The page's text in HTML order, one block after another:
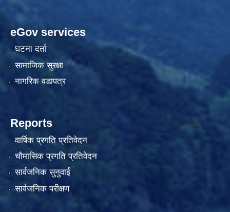
eGov services
घटना दर्ता
सामाजिक सुरक्षा
नागरिक वडापत्र
Reports
वार्षिक प्रगति प्रतिवेदन
चौमासिक प्रगति प्रतिवेदन
सार्वजनिक सुनुवाई
सार्वजनिक परीक्षण